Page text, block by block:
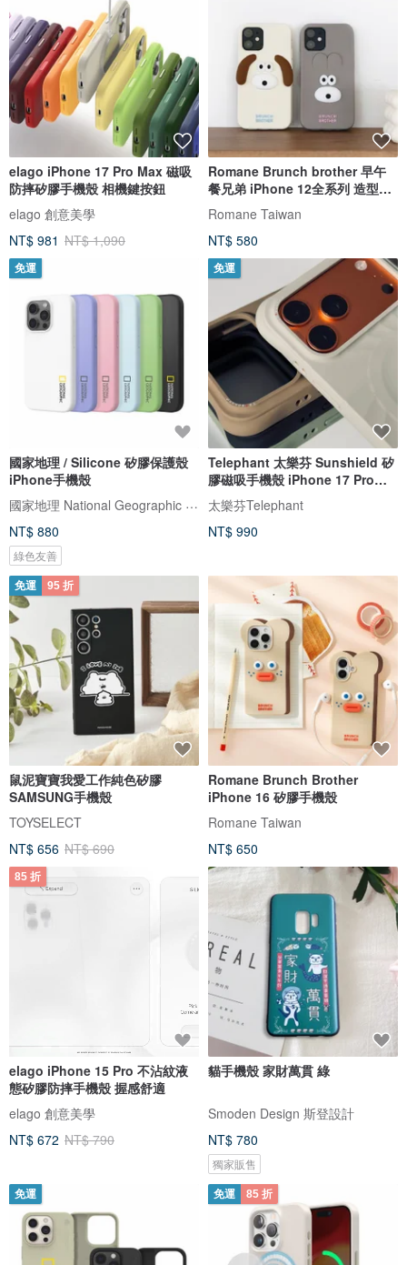
elago iPhone 17 Pro Max 磁吸
防摔矽膠手機殼 相機鍵按鈕
elago 創意美學
NT$ 981 NT$ 1,090
Romane Brunch brother 早午
餐兄弟 iPhone 12全系列 造型手
機殼
Romane Taiwan
NT$ 580
免運
國家地理 / Silicone 矽膠保護殼
iPhone手機殼
國家地理 National Geographic 3C/手機週邊配件
NT$ 880
綠色友善
免運
Telephant 太樂芬 Sunshield 矽
膠磁吸手機殼 iPhone 17 Pro系
列
太樂芬Telephant
NT$ 990
免運 95 折
鼠泥寶寶我愛工作純色矽膠
SAMSUNG手機殼
TOYSELECT
NT$ 656 NT$ 690
Romane Brunch Brother
iPhone 16 矽膠手機殼
Romane Taiwan
NT$ 650
85 折
elago iPhone 15 Pro 不沾紋液
態矽膠防摔手機殼 握感舒適
elago 創意美學
NT$ 672 NT$ 790
貓手機殼 家財萬貫 綠
Smoden Design 斯登設計
NT$ 780
獨家販售
免運 免運 85 折